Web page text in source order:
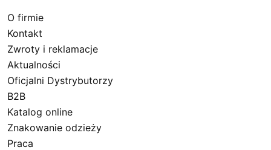
O firmie
Kontakt
Zwroty i reklamacje
Aktualności
Oficjalni Dystrybutorzy
B2B
Katalog online
Znakowanie odzieży
Praca